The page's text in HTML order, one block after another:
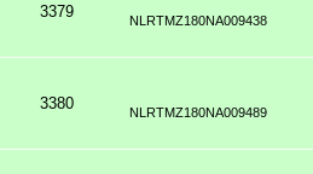
3379 NLRTMZ180NA009438
3380 NLRTMZ180NA009489